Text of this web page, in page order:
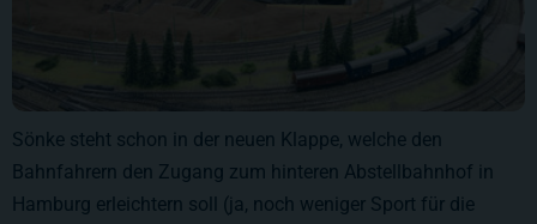
Sönke steht schon in der neuen Klappe, welche den
Bahnfahrern den Zugang zum hinteren Abstellbahnhof in
Hamburg erleichtern soll (ja, noch weniger Sport für die